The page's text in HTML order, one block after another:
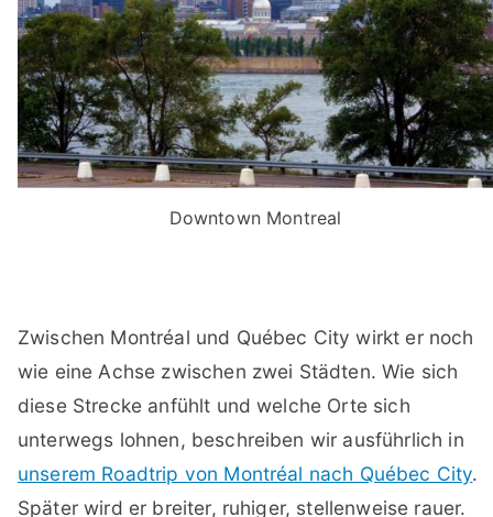
Downtown Montreal
Zwischen Montréal und Québec City wirkt er noch
wie eine Achse zwischen zwei Städten. Wie sich
diese Strecke anfühlt und welche Orte sich
unterwegs lohnen, beschreiben wir ausführlich in
unserem Roadtrip von Montréal nach Québec City.
Später wird er breiter, ruhiger, stellenweise rauer.